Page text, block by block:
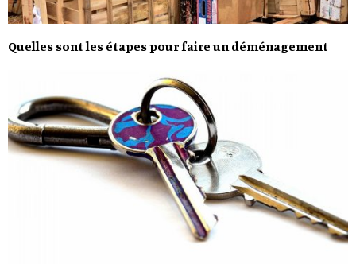
Quelles sont les étapes pour faire un déménagement